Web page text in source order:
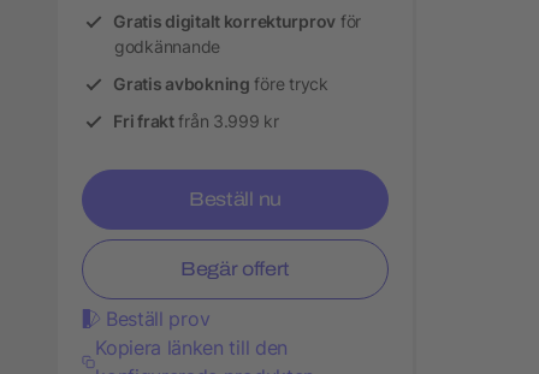
Gratis digitalt korrekturprov för
godkännande
Gratis avbokning före tryck
Fri fraktfrån 3.999 kr
Beställ nu
Begär offert
Beställ prov
Kopiera länken till den